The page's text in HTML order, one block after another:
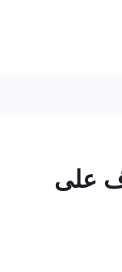
على